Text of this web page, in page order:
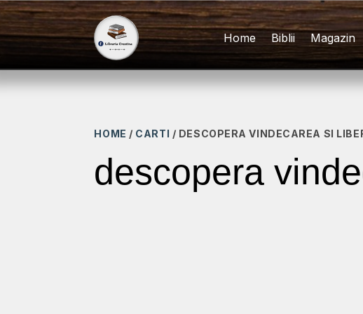
Home Biblii Magazin
HOME / CARTI / DESCOPERA VINDECAREA SI
descopera